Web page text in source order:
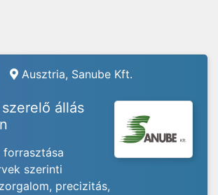
Ausztria, Sanube Kft.
állás
forrasztása
szerinti
precizitás,